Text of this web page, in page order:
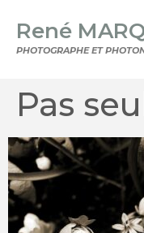
René
PHOTOGRAPHE ET
Pas